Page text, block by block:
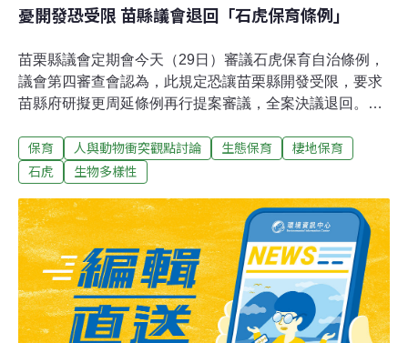
憂開發恐受限 苗縣議會退回「石虎保育條例」
苗栗縣議會定期會今天（29日）審議石虎保育自治條例，
議會第四審查會認為，此規定恐讓苗栗縣開發受限，要求
苗縣府研擬更周延條例再行提案審議，全案決議退回。苗
虎棲地興辦公共工程開發面積逾1公頃或道路長度逾1公
里，且位於石虎棲地，應事先向石虎生態保育背景專家諮
的。石虎為瀕臨絕種保育類動物，全台現存總數不到500
隻，其中約7成棲息於苗栗縣淺山，今年已發生5起石虎被
路殺。苗栗縣議會第四審查會小組召集人林寶珠指出，此
案經充分討論，多數成員認為條例中「開發逾1公頃或闢
路逾1公里須諮詢」的規定，恐造成公部門及民眾諸多受
限。
保育 人與動物衝突觀點討論 生態保育
棲地保育
石虎
生物多樣性